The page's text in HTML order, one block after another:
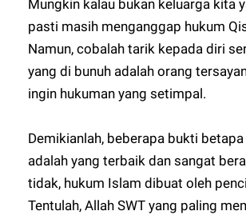
Mungkin kalau bukan keluarga kita
pasti masih menganggap hukum
Namun, cobalah tarik kepada diri
yang di bunuh adalah orang
ingin hukuman yang setimpal.
Demikianlah, beberapa bukti
adalah yang terbaik dan sangat
tidak, hukum Islam dibuat oleh
Tentulah, Allah SWT yang paling